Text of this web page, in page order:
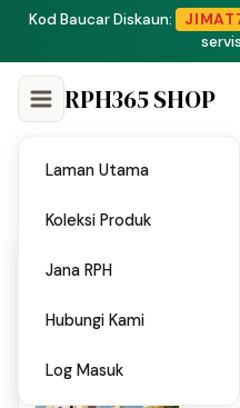
Peluang menjadi penulis dan
Laman Utama
Koleksi Produk
Jana RPH
Hubungi Kami
Log Masuk
RPH365 SHOP
Home
PPT 2025 Sejarah SK Tahun
PPT
Cikgu